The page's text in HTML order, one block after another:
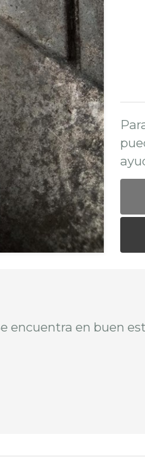
encuentra en buen